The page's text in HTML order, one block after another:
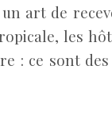
art de
les
: ce sont